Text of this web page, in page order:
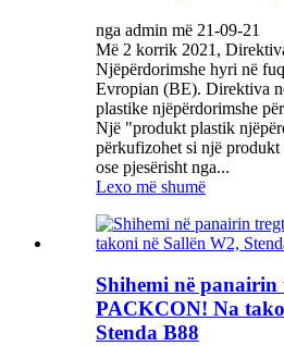
nga admin më 21-09-21
Më 2 korrik 2021,
Njëpërdorimshe hyri në
Evropian (BE). Direktiva
plastike njëpërdorimshe
Një "produkt plastik
përkufizohet si një produkt
ose pjesërisht nga...
Lexo më shumë
Shihemi në panairin
PACKCON! Na
Stenda B88